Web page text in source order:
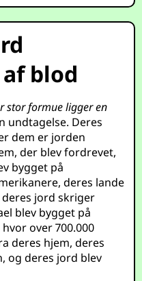
blod
stor formue ligger en
undtagelse. Deres
dem er jorden
der blev fordrevet,
bygget på
deres lande
jord skriger
blev bygget på
over 700.000
deres hjem, deres
og deres jord blev